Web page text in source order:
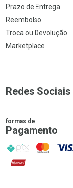
Prazo de Entrega
Reembolso
Troca ou Devolução
Marketplace
Redes Sociais
formas de
Pagamento
PIX MasterCard
VISA
Hipercard